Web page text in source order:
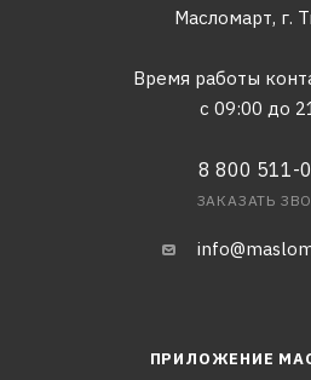
Масломарт, г.
Время работы
с 09:00 до
8 800 511-
ЗАКАЗАТЬ
ПРИЛОЖЕНИЕ